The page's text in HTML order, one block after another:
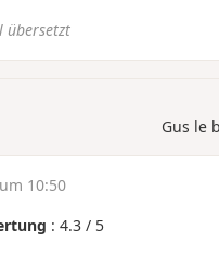
übersetzt
Gus le
10:50
: 4.3 / 5